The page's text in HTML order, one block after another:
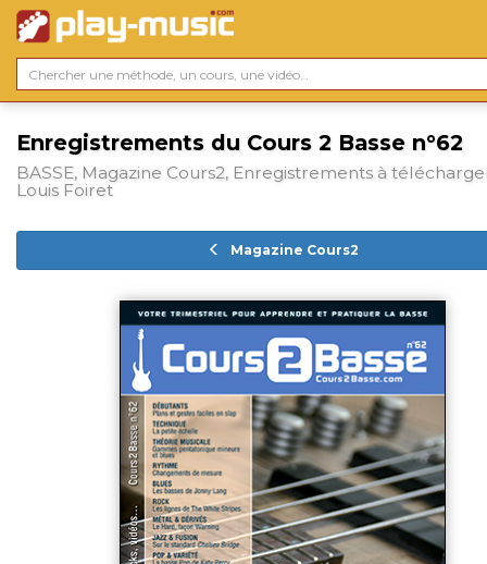
Enregistrements du Cours 2 Basse n°62
BASSE, Magazine Cours2, Enregistrements à
Louis Foiret
Magazine Cours2